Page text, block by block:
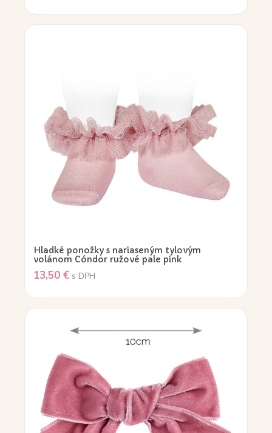
Hladké ponožky s nariaseným tylovým
volánom Cóndor ružové pale pink
13,50 € s DPH